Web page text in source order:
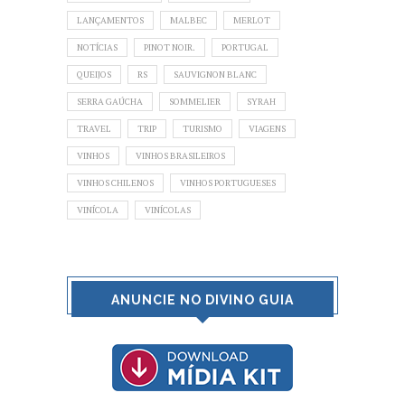
LANÇAMENTOS MALBEC MERLOT
NOTÍCIAS PINOT NOIR. PORTUGAL
QUEIJOS RS SAUVIGNON BLANC
SERRA GAÚCHA SOMMELIER SYRAH
TRAVEL TRIP TURISMO VIAGENS
VINHOS VINHOS BRASILEIROS
VINHOS CHILENOS VINHOS PORTUGUESES
VINÍCOLA VINÍCOLAS
ANUNCIE NO DIVINO GUIA